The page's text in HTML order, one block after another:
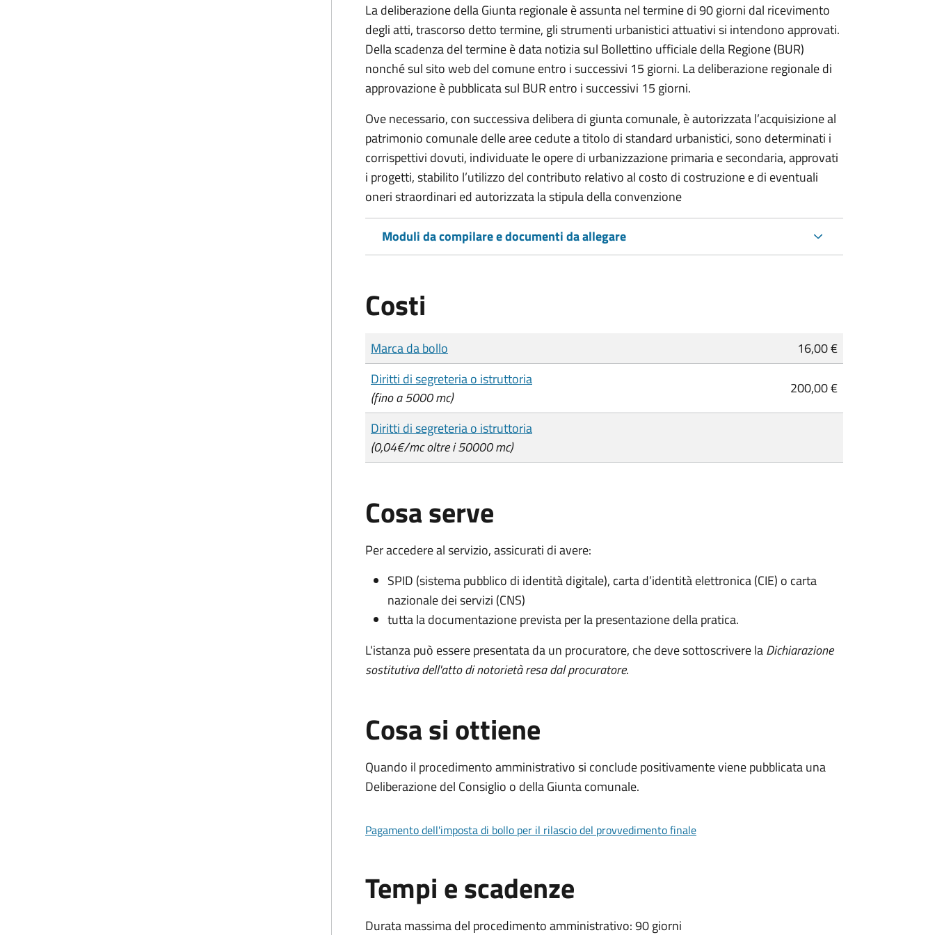
La deliberazione della Giunta regionale è assunta nel termine di 90 giorni dal ricevimento
degli atti, trascorso detto termine, gli strumenti urbanistici attuativi si intendono approvati.
Della scadenza del termine è data notizia sul Bollettino ufficiale della Regione (BUR)
nonché sul sito web del comune entro i successivi 15 giorni. La deliberazione regionale di
approvazione è pubblicata sul BUR entro i successivi 15 giorni.
Ove necessario, con successiva delibera di giunta comunale, è autorizzata l’acquisizione al
patrimonio comunale delle aree cedute a titolo di standard urbanistici, sono determinati i
corrispettivi dovuti, individuate le opere di urbanizzazione primaria e secondaria, approvati
i progetti, stabilito l’utilizzo del contributo relativo al costo di costruzione e di eventuali
oneri straordinari ed autorizzata la stipula della convenzione
Moduli da compilare e documenti da allegare
Costi
Tipo di pagamento
Importo
Marca da bollo
16,00 €
Diritti di segreteria o istruttoria
(fino a 5000 mc)
200,00 €
Diritti di segreteria o istruttoria
(0,04€/mc oltre i 50000 mc)
Cosa serve
Per accedere al servizio, assicurati di avere:
SPID (sistema pubblico di identità digitale), carta d’identità elettronica (CIE) o carta
nazionale dei servizi (CNS)
tutta la documentazione prevista per la presentazione della pratica.
L'istanza può essere presentata da un procuratore, che deve sottoscrivere laDichiarazione
sostitutiva dell'atto di notorietà resa dal procuratore.
Cosa si ottiene
Quando il procedimento amministrativo si conclude positivamente viene pubblicata una
Deliberazione del Consiglio o della Giunta comunale.
Pagamento dell'imposta di bollo per il rilascio del provvedimento finale
Tempi e scadenze
Durata massima del procedimento amministrativo: 90 giorni